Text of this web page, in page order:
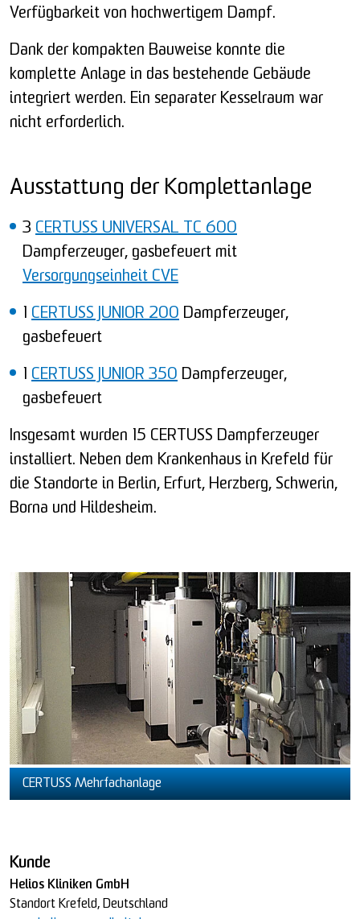
Verfügbarkeit von hochwertigem Dampf.
Dank der kompakten Bauweise konnte die
komplette Anlage in das bestehende Gebäude
integriert werden. Ein separater Kesselraum war
nicht erforderlich.
Ausstattung der Komplettanlage
3 CERTUSS UNIVERSAL TC 600
Dampferzeuger, gasbefeuert mit
Versorgungseinheit CVE
1 CERTUSS JUNIOR 200 Dampferzeuger,
gasbefeuert
1 CERTUSS JUNIOR 350 Dampferzeuger,
gasbefeuert
Insgesamt wurden 15 CERTUSS Dampferzeuger
installiert. Neben dem Krankenhaus in Krefeld für
die Standorte in Berlin, Erfurt, Herzberg, Schwerin,
Borna und Hildesheim.
CERTUSS Mehrfachanlage
Kunde
Helios Kliniken GmbH
Standort Krefeld, Deutschland